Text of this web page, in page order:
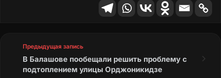
Предыдущая запись
В Балашове пообещали решить проблему с
подтоплением улицы Орджоникидзе